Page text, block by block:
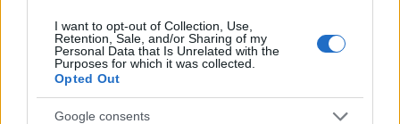
I want to opt-out of Collection, Use,
Retention, Sale, and/or Sharing of my
Personal Data that Is Unrelated with the
Purposes for which it was collected.
Opted Out
Google consents
Guía para delegar tareas y evitar la
sobrecarga emocional